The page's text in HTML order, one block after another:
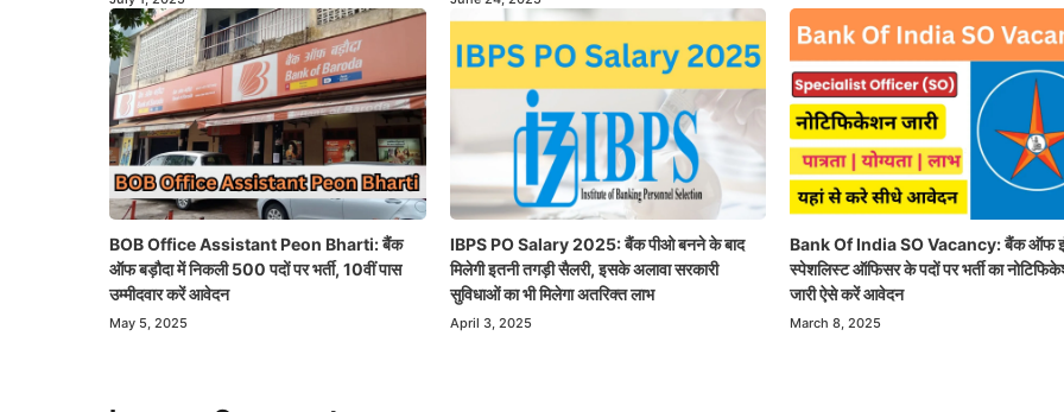
BOB Office Assistant Peon Bharti: बैंक
ऑफ बड़ौदा में निकली 500 पदों पर भर्ती, 10वीं पास
उम्मीदवार करें आवेदन
May 5, 2025
IBPS PO Salary 2025: बैंक पीओ बनने के बाद
मिलेगी इतनी तगड़ी सैलरी, इसके अलावा सरकारी
सुविधाओं का भी मिलेगा अतरिक्त लाभ
April 3, 2025
Bank Of India SO Vacancy: बैंक ऑफ
स्पेशलिस्ट ऑफिसर के पदों पर भर्ती का
जारी ऐसे करें आवेदन
March 8, 2025